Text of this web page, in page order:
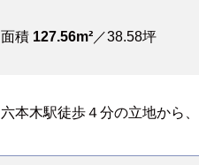
面積 127.56m²／38.58坪
六本木駅徒歩４分の立地から